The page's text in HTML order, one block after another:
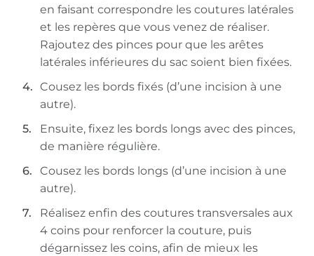
en faisant correspondre les coutures latérales
et les repères que vous venez de réaliser.
Rajoutez des pinces pour que les arêtes
latérales inférieures du sac soient bien fixées.
Cousez les bords fixés (d’une incision à une
autre).
Ensuite, fixez les bords longs avec des pinces,
de manière régulière.
Cousez les bords longs (d’une incision à une
autre).
Réalisez enfin des coutures transversales aux
4 coins pour renforcer la couture, puis
dégarnissez les coins, afin de mieux les